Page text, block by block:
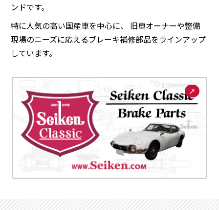
ンドです。
特に人気の高い国産車を中心に、 旧車オーナーや整備
現場のニーズに応えるブレーキ補修部品をラインアップ
しています。
↗